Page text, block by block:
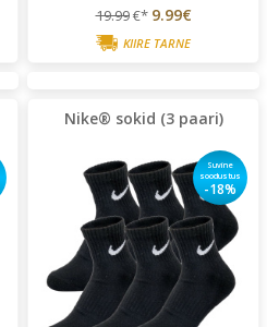
19.99€* 9.99€
KIIRE TARNE
Nike® sokid (3 paari)
Suvine
soodustus
-18%